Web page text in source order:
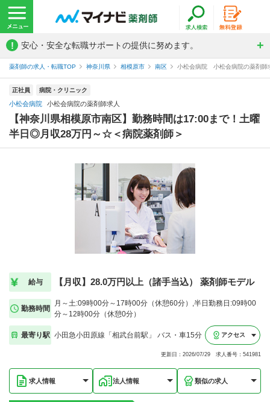
! 安心・安全な転職サポートの提供に努めます。
薬剤師の求人・転職TOP 神奈川県 相模原市 南区 小松会病院 小松会病院の薬剤師
正社員 病院・クリニック
小松会病院 小松会病院の薬剤師求人
【神奈川県相模原市南区】勤務時間は17:00まで！土曜
半日◎月収28万円～☆＜病院薬剤師＞
給与 【月収】28.0万円以上（諸手当込） 薬剤師モデル
勤務時間
月～土:09時00分～17時00分（休憩60分）,半日勤務日:09時00
分～12時00分（休憩0分）
最寄り駅 小田急小田原線「相武台前駅」 バス・車15分 アクセス
更新日：2026/07/29 求人番号：541981
求人情報 法人情報 類似の求人